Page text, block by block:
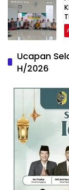
Ucapan
H/2026